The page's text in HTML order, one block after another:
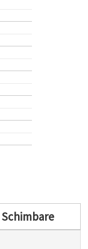
Schimbare